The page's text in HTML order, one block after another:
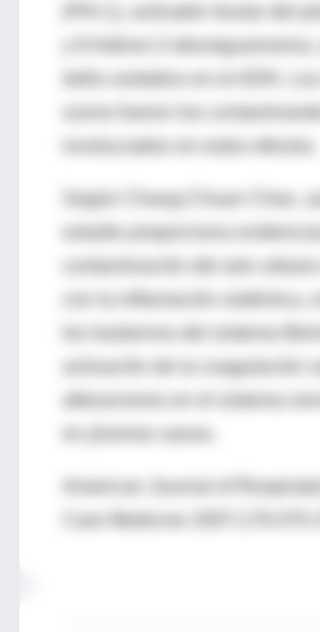
(PAI-1), activador tisular del
y 8-hidroxi-2-deoxiguanosina,
Según Chang-Chuan Chan,
activación de la coagulación